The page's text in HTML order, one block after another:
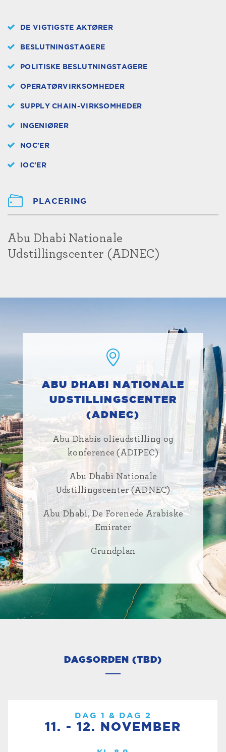
DE VIGTIGSTE AKTØRER
BESLUTNINGSTAGERE
POLITISKE BESLUTNINGSTAGERE
OPERATØRVIRKSOMHEDER
SUPPLY CHAIN-VIRKSOMHEDER
INGENIØRER
NOC'ER
IOC'ER
PLACERING
Abu Dhabi Nationale
Udstillingscenter (ADNEC)
ABU DHABI NATIONALE
UDSTILLINGSCENTER
(ADNEC)
Abu Dhabis olieudstilling og
konference (ADIPEC)
Abu Dhabi Nationale
Udstillingscenter (ADNEC)
Abu Dhabi, De Forenede Arabiske
Emirater
Grundplan
DAGSORDEN (TBD)
DAG 1 & DAG 2
11. - 12. NOVEMBER